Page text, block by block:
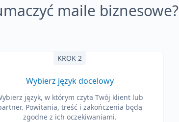
maile biznesowe?
KROK 2
Wybierz język docelowy
język, w którym czyta Twój klient lub
Powitania, treść i zakończenia będą
zgodne z ich oczekiwaniami.